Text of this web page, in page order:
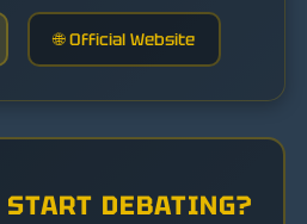
🌐 Official Website
DEBATING?